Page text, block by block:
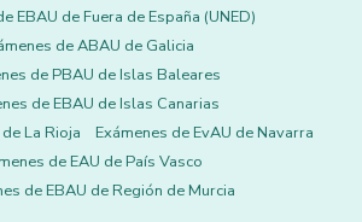
EBAU de Fuera de España (UNED)
de ABAU de Galicia
de PBAU de Islas Baleares
de EBAU de Islas Canarias
La Rioja
Exámenes de EvAU de Navarra
de EAU de País Vasco
de EBAU de Región de Murcia